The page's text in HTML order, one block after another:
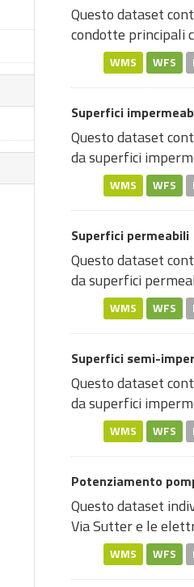
Questo dataset
condotte principali
WMS WFS
Superfici
Questo dataset
da superfici
WMS WFS
Superfici permeabili
Questo dataset
da superfici
WMS WFS
Superfici semi-
Questo dataset
da superfici
WMS WFS
Potenziamento
Questo dataset
Via Sutter e le
WMS WFS